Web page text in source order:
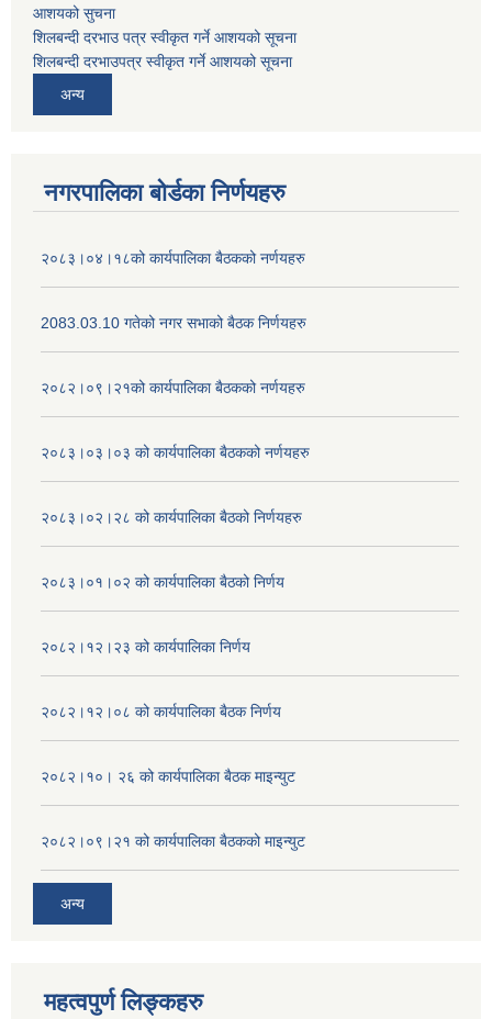
आशयको सुचना
शिलबन्दी दरभाउ पत्र स्वीकृत गर्ने आशयको सूचना
शिलबन्दी दरभाउपत्र स्वीकृत गर्ने आशयको सूचना
अन्य
नगरपालिका बोर्डका निर्णयहरु
२०८३।०४।१८को कार्यपालिका बैठकको नर्णयहरु
2083.03.10 गतेको नगर सभाको बैठक निर्णयहरु
२०८२।०९।२१को कार्यपालिका बैठकको नर्णयहरु
२०८३।०३।०३ को कार्यपालिका बैठकको नर्णयहरु
२०८३।०२।२८ को कार्यपालिका बैठको निर्णयहरु
२०८३।०१।०२ को कार्यपालिका बैठको निर्णय
२०८२।१२।२३ को कार्यपालिका निर्णय
२०८२।१२।०८ को कार्यपालिका बैठक निर्णय
२०८२।१०। २६ को कार्यपालिका बैठक माइन्युट
२०८२।०९।२१ को कार्यपालिका बैठकको माइन्युट
अन्य
महत्वपुर्ण लिङ्कहरु